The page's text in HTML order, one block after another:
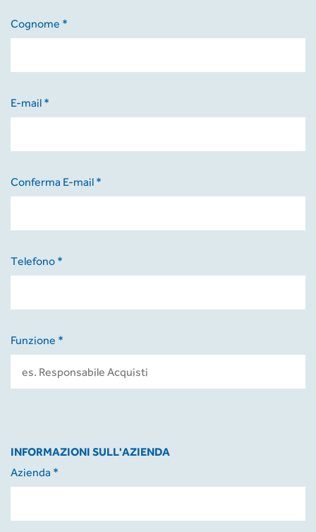
Cognome *
E-mail *
Conferma E-mail *
Telefono *
Funzione *
INFORMAZIONI SULL'AZIENDA
Azienda *